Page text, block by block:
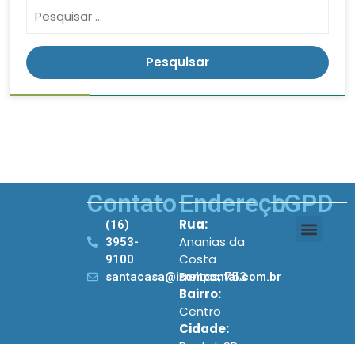
Contato
(16)
3953-
9100
santacasa@iscmpontal.com.br
Endereço
Rua:
Ananias da
Costa
Freitas, 753
Bairro:
Centro
Cidade:
LGPD